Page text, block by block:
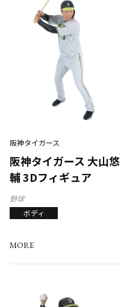
阪神タイガース
阪神タイガース 大山悠
輔 3Dフィギュア
野球
ボディ
MORE